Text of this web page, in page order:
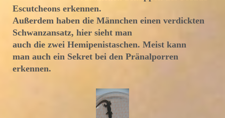
Escutcheons erkennen.
Außerdem haben die Männchen einen verdickten
Schwanzansatz, hier sieht man
auch die zwei Hemipenistaschen. Meist kann
man auch ein Sekret bei den Pränalporren
erkennen.